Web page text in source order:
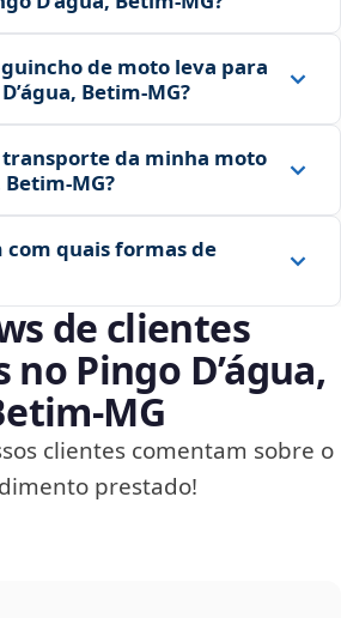
de moto leva para
Betim‑MG?
transporte da minha moto
com quais formas de
de clientes
Pingo D’água,
clientes comentam sobre o
prestado!